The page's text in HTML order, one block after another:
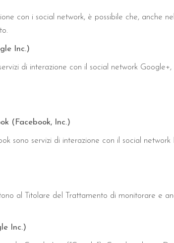
con i social network, è possibile che, anche
Inc.)
di interazione con il social network
(Facebook, Inc.)
sono servizi di interazione con il social
al Titolare del Trattamento di monitorare e
Inc.)